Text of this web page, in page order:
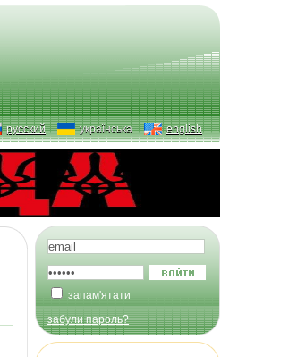
русский українська english
запам'ятати
забули пароль?